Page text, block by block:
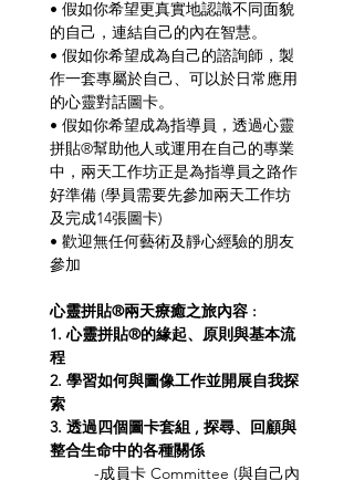
• 假如你希望更真實地認識不同面貌
的自己，連結自己的內在智慧。
• 假如你希望成為自己的諮詢師，製
作一套專屬於自己、可以於日常應用
的心靈對話圖卡。
• 假如你希望成為指導員，透過心靈
拼貼®幫助他人或運用在自己的專業
中，兩天工作坊正是為指導員之路作
好準備 (學員需要先參加兩天工作坊
及完成14張圖卡)
• 歡迎無任何藝術及靜心經驗的朋友
參加
心靈拼貼®兩天療癒之旅內容 :
1. 心靈拼貼®的緣起、原則與基本流
程
2. 學習如何與圖像工作並開展自我探
索
3. 透過四個圖卡套組 , 探尋、回顧與
整合生命中的各種關係
-成員卡 Committee (與自己內